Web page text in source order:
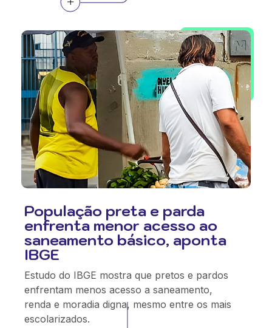
População preta e parda
enfrenta menor acesso ao
saneamento básico, aponta
IBGE
Estudo do IBGE mostra que pretos e pardos
enfrentam menos acesso a saneamento,
renda e moradia digna, mesmo entre os mais
escolarizados.